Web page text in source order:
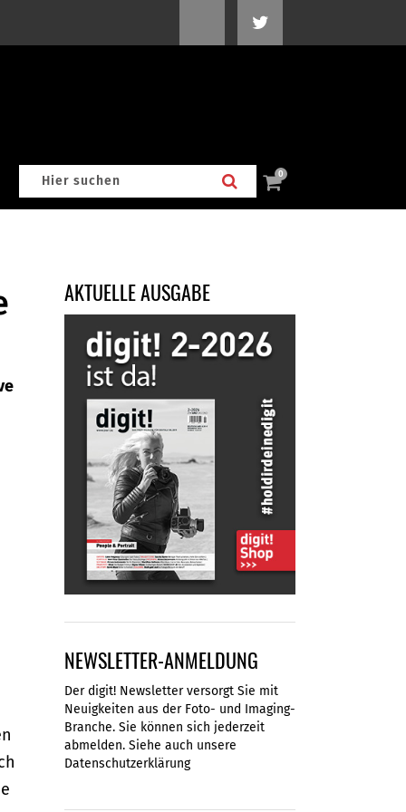
0
AKTUELLE AUSGABE
NEWSLETTER-ANMELDUNG
Der digit! Newsletter versorgt Sie mit
Neuigkeiten aus der Foto- und Imaging-
Branche. Sie können sich jederzeit
abmelden. Siehe auch unsere
Datenschutzerklärung